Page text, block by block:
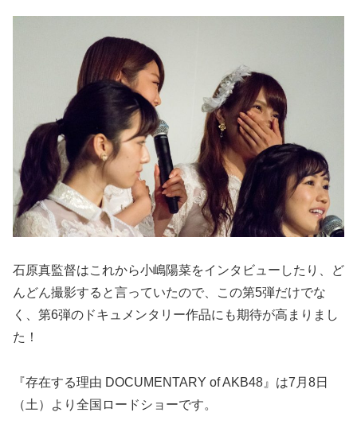
石原真監督はこれから小嶋陽菜をインタビューしたり、ど
んどん撮影すると言っていたので、この第5弾だけでな
く、第6弾のドキュメンタリー作品にも期待が高まりまし
た！
『存在する理由 DOCUMENTARY of AKB48』は7月8日
（土）より全国ロードショーです。